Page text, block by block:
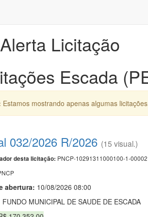
Alerta Licitação
Escada
Estamos mostrando apenas algumas
032/2026 R/2026 (15 visual.)
desta licitação: PNCP-10291311000100-1-
abertura: 10/08/2026 08:00
FUNDO MUNICIPAL DE SAUDE DE ESCADA